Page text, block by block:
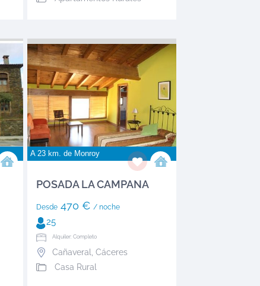
A 23 km. de Monroy
POSADA LA CAMPANA
Desde470 € / noche
25
Alquiler: Completo
Cañaveral
Cáceres
Casa Rural